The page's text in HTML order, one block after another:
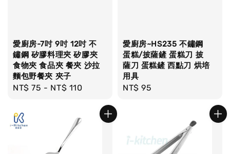
愛廚房-7吋 9吋 12吋 不
鏽鋼 矽膠料理夾 矽膠夾
食物夾 食品夾 餐夾 沙拉
麵包野餐夾 夾子
Regular
NT$ 75 - NT$ 110
愛廚房~HS235 不鏽鋼
蛋糕/披薩鏟 蛋糕刀 披
薩刀 蛋糕鏟 西點刀 烘培
用具
Regular
NT$ 95